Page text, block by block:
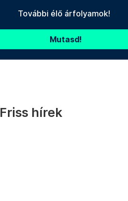
További élő árfolyamok!
Mutasd!
Friss hírek